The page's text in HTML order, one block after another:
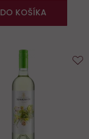
DO KOŠÍKA